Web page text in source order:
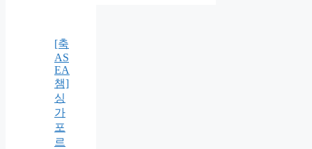
[축
AS
EA
챔]
싱
가
포
르